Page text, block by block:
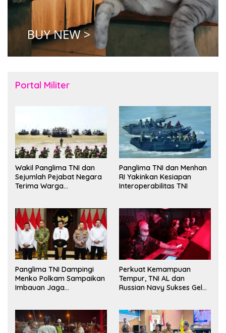
Portal Militer
Wakil Panglima TNI dan
Sejumlah Pejabat Negara
Terima Warga
Panglima TNI dan Menhan
RI Yakinkan Kesiapan
Interoperabilitas TNI
Panglima TNI Dampingi
Menko Polkam Sampaikan
Imbauan Jaga
Perkuat Kemampuan
Tempur, TNI AL dan
Russian Navy Sukses Gelar